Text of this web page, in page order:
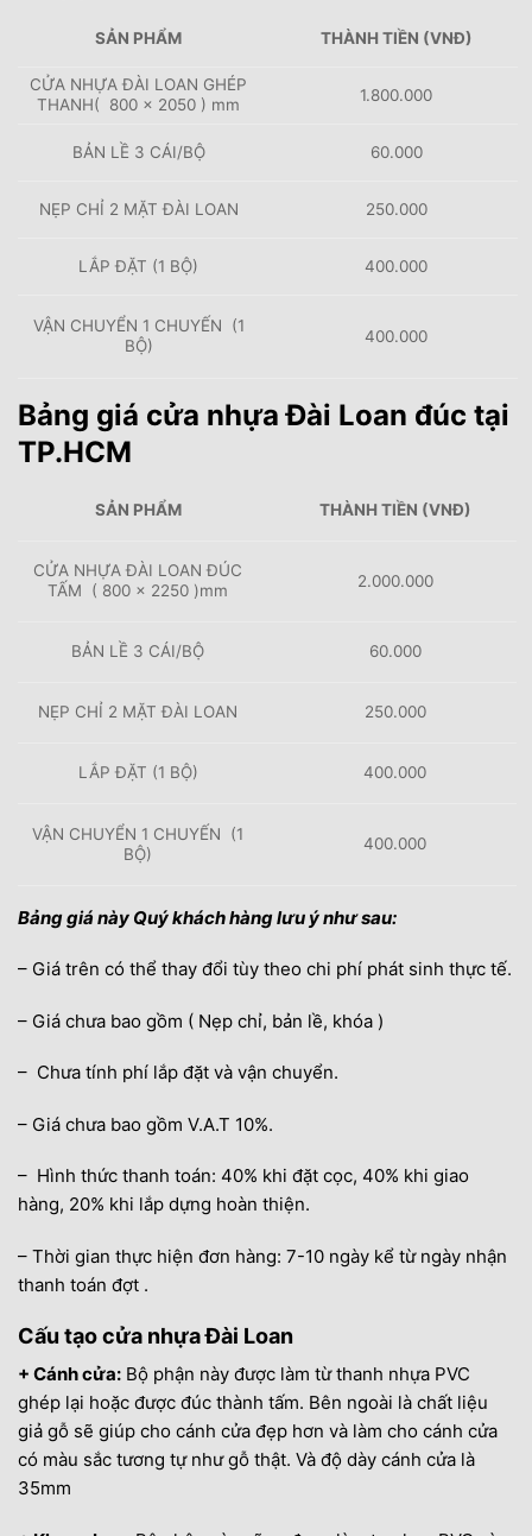
SẢN PHẨM THÀNH TIỀN (VNĐ)
CỬA NHỰA ĐÀI LOAN GHÉP
THANH( 800 × 2050 ) mm
1.800.000
BẢN LỀ 3 CÁI/BỘ 60.000
NẸP CHỈ 2 MẶT ĐÀI LOAN 250.000
LẮP ĐẶT (1 BỘ) 400.000
VẬN CHUYỂN 1 CHUYẾN (1
BỘ)
400.000
Bảng giá cửa nhựa Đài Loan đúc tại
TP.HCM
SẢN PHẨM THÀNH TIỀN (VNĐ)
CỬA NHỰA ĐÀI LOAN ĐÚC
TẤM ( 800 × 2250 )mm
2.000.000
BẢN LỀ 3 CÁI/BỘ 60.000
NẸP CHỈ 2 MẶT ĐÀI LOAN 250.000
LẮP ĐẶT (1 BỘ) 400.000
VẬN CHUYỂN 1 CHUYẾN (1
BỘ)
400.000
Bảng giá này Quý khách hàng lưu ý như sau:
– Giá trên có thể thay đổi tùy theo chi phí phát sinh thực tế.
– Giá chưa bao gồm ( Nẹp chỉ, bản lề, khóa )
– Chưa tính phí lắp đặt và vận chuyển.
– Giá chưa bao gồm V.A.T 10%.
– Hình thức thanh toán: 40% khi đặt cọc, 40% khi giao
hàng, 20% khi lắp dựng hoàn thiện.
– Thời gian thực hiện đơn hàng: 7-10 ngày kể từ ngày nhận
thanh toán đợt .
Cấu tạo cửa nhựa Đài Loan
+ Cánh cửa: Bộ phận này được làm từ thanh nhựa PVC
ghép lại hoặc được đúc thành tấm. Bên ngoài là chất liệu
giả gỗ sẽ giúp cho cánh cửa đẹp hơn và làm cho cánh cửa
có màu sắc tương tự như gỗ thật. Và độ dày cánh cửa là
35mm